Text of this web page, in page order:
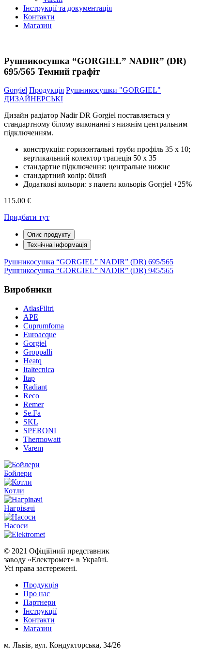
Інструкції та документація
Контакти
Магазин
Рушникосушка “GORGIEL” NADIR” (DR)
695/565 Темний графіт
Gorgiel Продукція Рушникосушки "GORGIEL"
ДИЗАЙНЕРСЬКІ
Дизайн радіатор Nadir DR Gorgiel поставляється у
стандартному білому виконанні з нижнім центральним
підключенням.
конструкція: горизонтальні труби профіль 35 x 10;
вертикальний колектор трапеція 50 x 35
стандартне підключення: центральне нижнє
стандартний колір: білий
Додаткові кольори: з палети кольорів Gorgiel +25%
115.00 €
Придбати тут
Опис продукту
Технічна інформація
Навігація
записів
Рушникосушка “GORGIEL” NADIR” (DR) 695/565
Рушникосушка “GORGIEL” NADIR” (DR) 945/565
Виробники
AtlasFiltri
APE
Cuprumfoma
Euroacque
Gorgiel
Groppalli
Heatq
Italtecnica
Itap
Radiant
Reco
Remer
Se.Fa
SKL
SPERONI
Thermowatt
Varem
Бойлери
Котли
Нагрівачі
Насоси
© 2021 Офіційний представник
заводу «Електромет» в Україні.
Усі права застережені.
Продукція
Про нас
Партнери
Iнструкції
Контакти
Магазин
м. Львів, вул. Кондукторська, 34/26